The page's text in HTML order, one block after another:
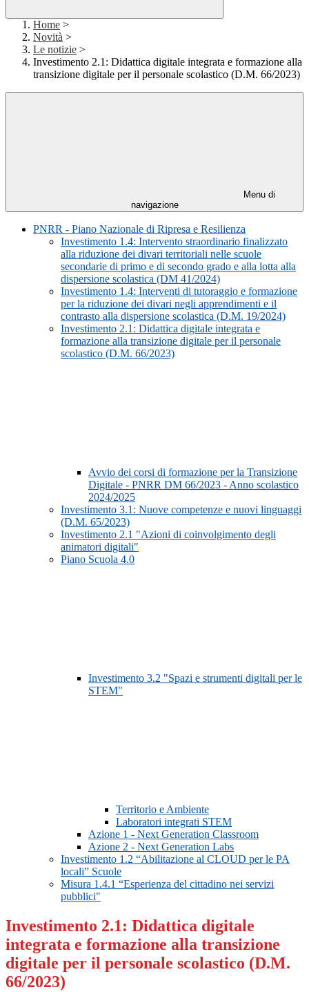
Home >
Novità >
Le notizie >
Investimento 2.1: Didattica digitale integrata e formazione alla
transizione digitale per il personale scolastico (D.M. 66/2023)
Menu di
navigazione
PNRR - Piano Nazionale di Ripresa e Resilienza
Investimento 1.4: Intervento straordinario finalizzato
alla riduzione dei divari territoriali nelle scuole
secondarie di primo e di secondo grado e alla lotta alla
dispersione scolastica (DM 41/2024)
Investimento 1.4: Interventi di tutoraggio e formazione
per la riduzione dei divari negli apprendimenti e il
contrasto alla dispersione scolastica (D.M. 19/2024)
Investimento 2.1: Didattica digitale integrata e
formazione alla transizione digitale per il personale
scolastico (D.M. 66/2023)
Avvio dei corsi di formazione per la Transizione
Digitale - PNRR DM 66/2023 - Anno scolastico
2024/2025
Investimento 3.1: Nuove competenze e nuovi linguaggi
(D.M. 65/2023)
Investimento 2.1 "Azioni di coinvolgimento degli
animatori digitali"
Piano Scuola 4.0
Investimento 3.2 "Spazi e strumenti digitali per le
STEM"
Territorio e Ambiente
Laboratori integrati STEM
Azione 1 - Next Generation Classroom
Azione 2 - Next Generation Labs
Investimento 1.2 “Abilitazione al CLOUD per le PA
locali” Scuole
Misura 1.4.1 “Esperienza del cittadino nei servizi
pubblici"
Investimento 2.1: Didattica digitale
integrata e formazione alla transizione
digitale per il personale scolastico (D.M.
66/2023)